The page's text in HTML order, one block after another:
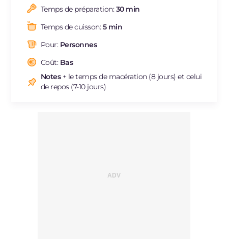
BR
NL
Temps de préparation:30 min
Temps de cuisson:5 min
Pour: Personnes
Coût: Bas
Notes+ le temps de macération (8 jours) et celui
de repos (7-10 jours)